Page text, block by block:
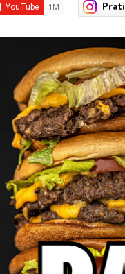
Prati